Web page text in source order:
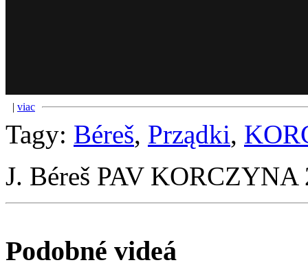
| viac
Tagy: Béreš, Prządki,
J. Béreš PAV KORCZYNA
Podobné videá